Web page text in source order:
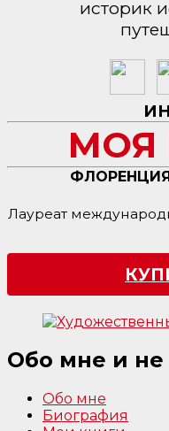
историк
МОЯ
Лауреат
Обо мне и не
Обо мне
Биография